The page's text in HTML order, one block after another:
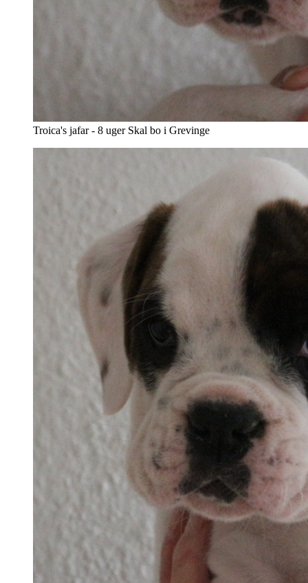
Troica's jafar - 8 uger Skal bo i Grevinge